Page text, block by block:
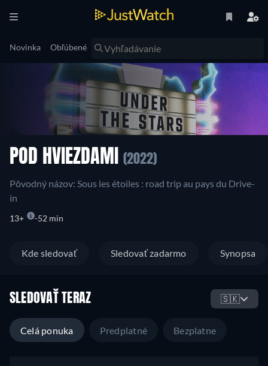
Novinka Obľúbené
POD HVIEZDAMI (2022)
Pôvodný názov: Sous les étoiles : road trip au pays du Drive-
in
13+ 52 min
Kde sledovať Sledovať zadarmo Synopsa
SLEDOVAŤ TERAZ 🇸🇰
Celá ponuka Predplatné Bezplatne